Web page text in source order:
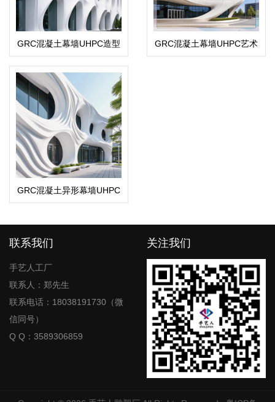
GRC混凝土幕墙UHPC造型
构件
GRC混凝土幕墙UHPC艺术
造型
GRC混凝土异形幕墙UHPC
构件造型
联系我们
手艺人工厂
联系人：郑先生
联系电话：18038191730（微
信同号）
Q Q：3589306859
关注我们